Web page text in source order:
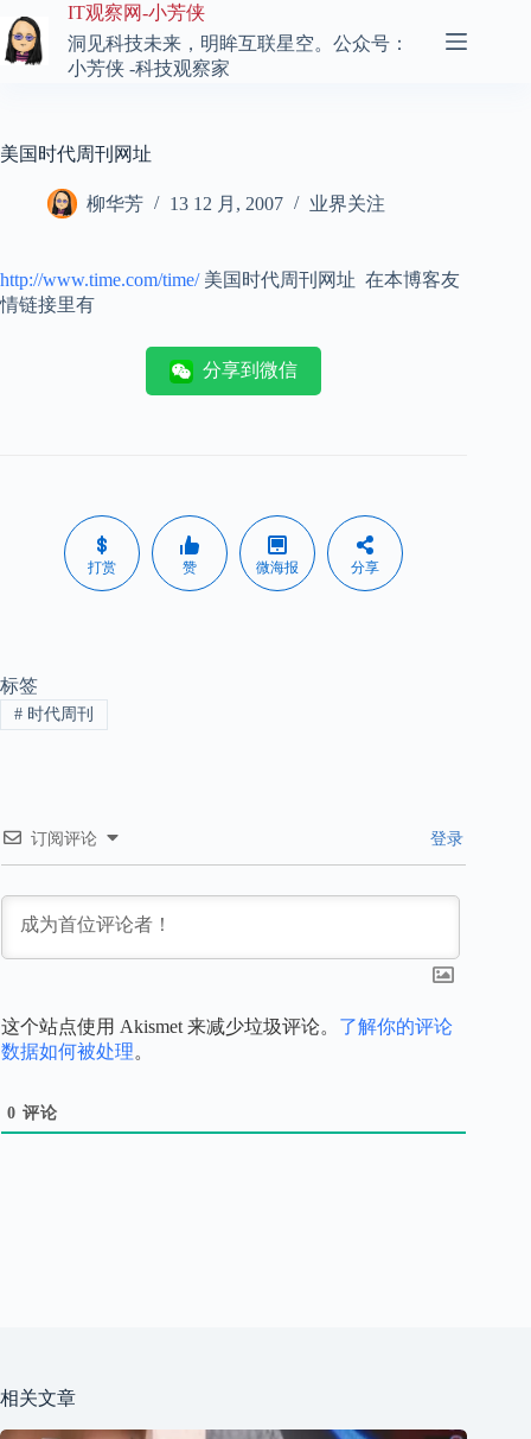
至
内
IT观察网-小芳侠
洞见科技未来，明眸互联星空。公众号：
小芳侠 -科技观察家
美国时代周刊网址
柳华芳 13 12 月, 2007 业界关注
http://www.time.com/time/美国时代周刊网址 在本博客友
情链接里有
分享到微信
打赏 赞 微海报 分享
标签
#时代周刊
订阅评论 登录
这个站点使用 Akismet 来减少垃圾评论。 了解你的评论
数据如何被处理。
0 评论
相关文章